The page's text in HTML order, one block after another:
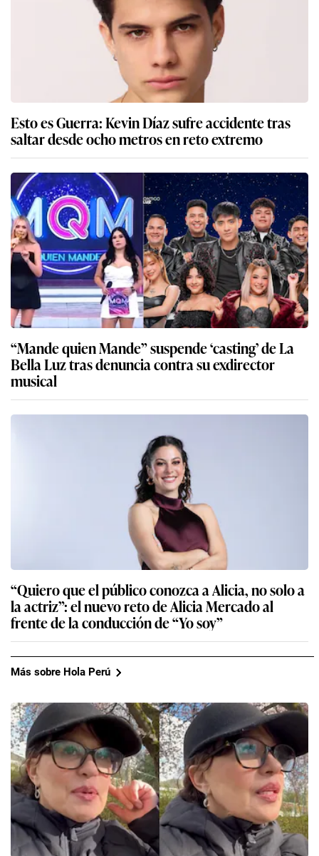
Esto es Guerra: Kevin Díaz sufre accidente tras
saltar desde ocho metros en reto extremo
“Mande quien Mande” suspende ‘casting’ de La
Bella Luz tras denuncia contra su exdirector
musical
“Quiero que el público conozca a Alicia, no solo a
la actriz”: el nuevo reto de Alicia Mercado al
frente de la conducción de “Yo soy”
Más sobre Hola Perú